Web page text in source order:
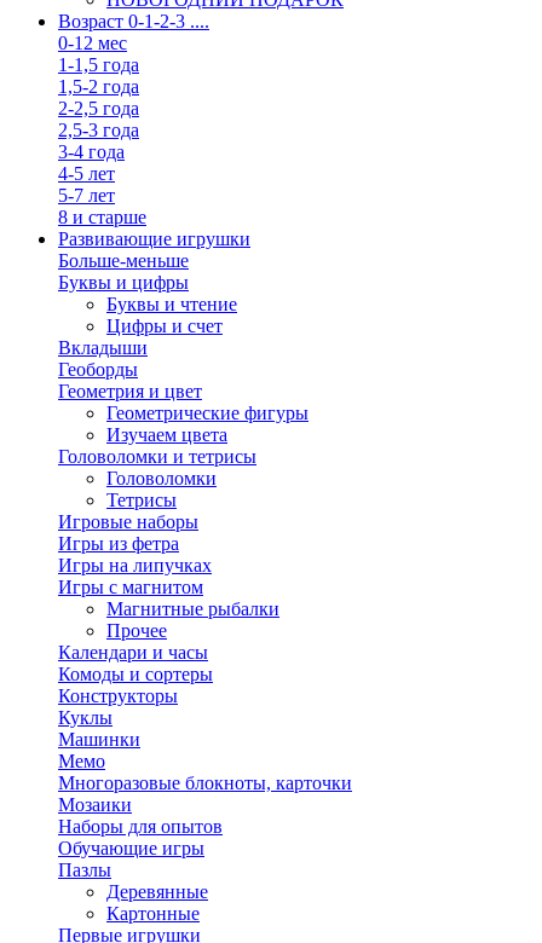
Возраст 0-1-2-3 ....
0-12 мес
1-1,5 года
1,5-2 года
2-2,5 года
2,5-3 года
3-4 года
4-5 лет
5-7 лет
8 и старше
Развивающие игрушки
Больше-меньше
Буквы и цифры
Буквы и чтение
Цифры и счет
Вкладыши
Геоборды
Геометрия и цвет
Геометрические фигуры
Изучаем цвета
Головоломки и тетрисы
Головоломки
Тетрисы
Игровые наборы
Игры из фетра
Игры на липучках
Игры с магнитом
Магнитные рыбалки
Прочее
Календари и часы
Комоды и сортеры
Конструкторы
Куклы
Машинки
Мемо
Многоразовые блокноты, карточки
Мозаики
Наборы для опытов
Обучающие игры
Пазлы
Деревянные
Картонные
Первые игрушки